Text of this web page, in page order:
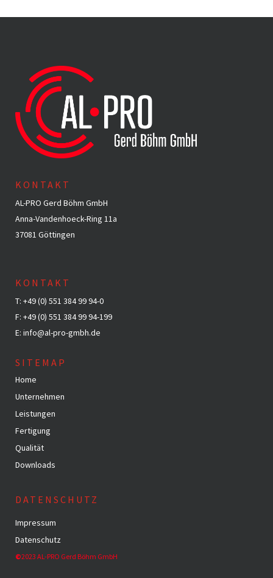
KONTAKT
AL-PRO Gerd Böhm GmbH
Anna-Vandenhoeck-Ring 11a
37081 Göttingen
KONTAKT
T: +49 (0) 551 384 99 94-0
F: +49 (0) 551 384 99 94-199
E: info@al-pro-gmbh.de
SITEMAP
Home
Unternehmen
Leistungen
Fertigung
Qualität
Downloads
DATENSCHUTZ
Impressum
Datenschutz
©2023 AL-PRO Gerd Böhm GmbH